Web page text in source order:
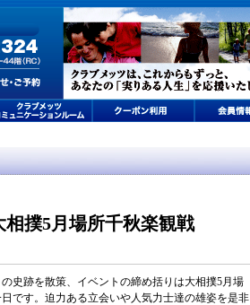
撲5月場所千秋楽観戦
史跡を散策、イベントの締め括りは大相撲5月場
です。迫力ある立会いや人気力士達の雄姿を是非